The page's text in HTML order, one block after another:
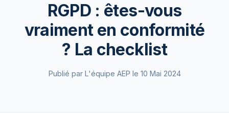
RGPD : êtes-vous
vraiment en conformité
? La checklist
Publié par L'équipe AEP le 10 Mai 2024